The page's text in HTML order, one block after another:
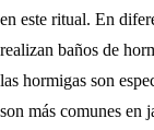
en este ritual. En
realizan baños de
las hormigas son
son más comunes en